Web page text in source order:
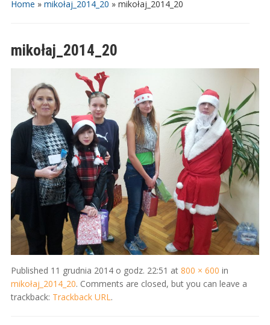
Home » mikołaj_2014_20 » mikołaj_2014_20
mikołaj_2014_20
Published 11 grudnia 2014 o godz. 22:51 at 800 × 600 in
mikołaj_2014_20. Comments are closed, but you can leave a
trackback: Trackback URL.